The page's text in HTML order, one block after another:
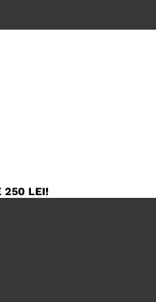
250 LEI!